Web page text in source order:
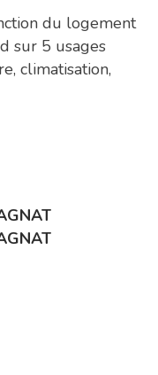
du logement
sur 5 usages
climatisation,